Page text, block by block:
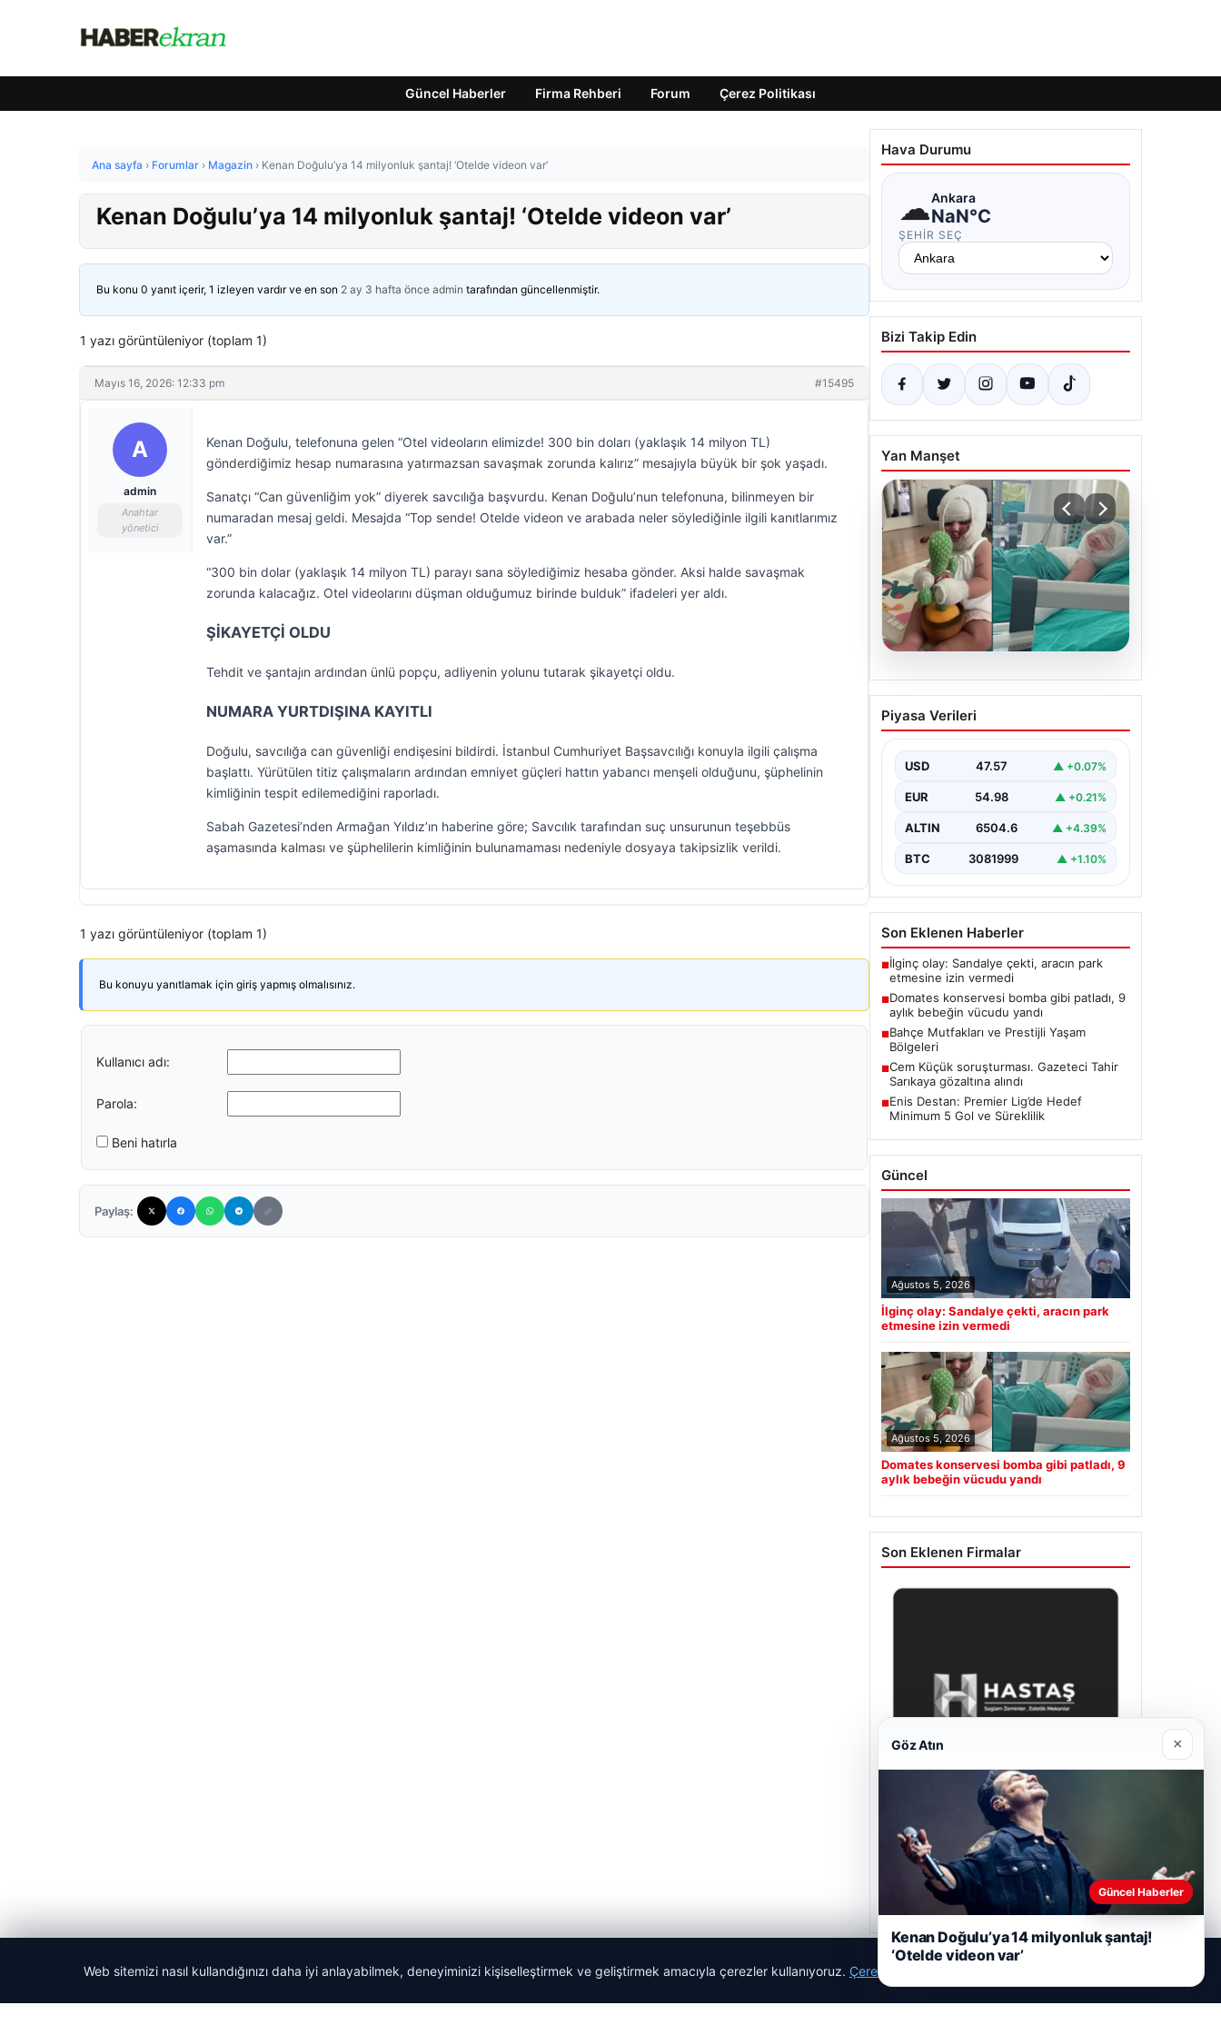
Güncel Haberler Firma Rehberi Forum Çerez Politikası
Ana sayfa › Forumlar › Magazin › Kenan Doğulu’ya 14 milyonluk şantaj! ‘Otelde videon var’
Kenan Doğulu’ya 14 milyonluk şantaj! ‘Otelde videon var’
Bu konu 0 yanıt içerir, 1 izleyen vardır ve en son 2 ay 3 hafta önce admin tarafından güncellenmiştir.
1 yazı görüntüleniyor (toplam 1)
Mayıs 16, 2026: 12:33 pm #15495
A
admin
Anahtar
yönetici
Kenan Doğulu, telefonuna gelen “Otel videoların elimizde! 300 bin doları (yaklaşık 14 milyon TL)
gönderdiğimiz hesap numarasına yatırmazsan savaşmak zorunda kalırız” mesajıyla büyük bir şok yaşadı.
Sanatçı “Can güvenliğim yok” diyerek savcılığa başvurdu. Kenan Doğulu’nun telefonuna, bilinmeyen bir
numaradan mesaj geldi. Mesajda “Top sende! Otelde videon ve arabada neler söylediğinle ilgili kanıtlarımız
var.”
“300 bin dolar (yaklaşık 14 milyon TL) parayı sana söylediğimiz hesaba gönder. Aksi halde savaşmak
zorunda kalacağız. Otel videolarını düşman olduğumuz birinde bulduk” ifadeleri yer aldı.
ŞİKAYETÇİ OLDU
Tehdit ve şantajın ardından ünlü popçu, adliyenin yolunu tutarak şikayetçi oldu.
NUMARA YURTDIŞINA KAYITLI
Doğulu, savcılığa can güvenliği endişesini bildirdi. İstanbul Cumhuriyet Başsavcılığı konuyla ilgili çalışma
başlattı. Yürütülen titiz çalışmaların ardından emniyet güçleri hattın yabancı menşeli olduğunu, şüphelinin
kimliğinin tespit edilemediğini raporladı.
Sabah Gazetesi’nden Armağan Yıldız’ın haberine göre; Savcılık tarafından suç unsurunun teşebbüs
aşamasında kalması ve şüphelilerin kimliğinin bulunamaması nedeniyle dosyaya takipsizlik verildi.
1 yazı görüntüleniyor (toplam 1)
Bu konuyu yanıtlamak için giriş yapmış olmalısınız.
Kullanıcı adı:
Parola:
Beni hatırla
Paylaş:
Hava Durumu
☁Ankara
NaN°C
ŞEHIR SEÇ
Bizi Takip Edin
Yan Manşet
05.08.2026
Domates konservesi
bomba gibi patladı, 9 aylık
Piyasa Verileri
USD 47.57 ▲ +0.07%
EUR 54.98 ▲ +0.21%
ALTIN 6504.6 ▲ +4.39%
BTC 3081999 ▲ +1.10%
Son Eklenen Haberler
■İlginç olay: Sandalye çekti, aracın park
etmesine izin vermedi
■Domates konservesi bomba gibi patladı, 9
aylık bebeğin vücudu yandı
■Bahçe Mutfakları ve Prestijli Yaşam
Bölgeleri
■Cem Küçük soruşturması. Gazeteci Tahir
Sarıkaya gözaltına alındı
■Enis Destan: Premier Lig’de Hedef
Minimum 5 Gol ve Süreklilik
Güncel
Ağustos 5, 2026
İlginç olay: Sandalye çekti, aracın park
etmesine izin vermedi
Ağustos 5, 2026
Domates konservesi bomba gibi patladı, 9
aylık bebeğin vücudu yandı
Son Eklenen Firmalar
Hastaş Beton
Mayıs 26, 2026
Web sitemizi nasıl kullandığınızı daha iyi anlayabilmek, deneyiminizi kişiselleştirmek ve geliştirmek amacıyla çerezler kullanıyoruz. Çerez Politikamız
Göz Atın ×
Güncel Haberler
Kenan Doğulu’ya 14 milyonluk şantaj!
‘Otelde videon var’